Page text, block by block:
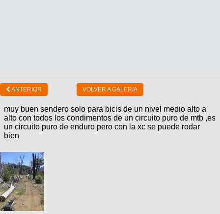
ANTERIOR VOLVER A GALERIA
muy buen sendero solo para bicis de un nivel medio alto a
alto con todos los condimentos de un circuito puro de mtb ,es
un circuito puro de enduro pero con la xc se puede rodar
bien